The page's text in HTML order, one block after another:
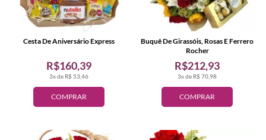
COMPRAR
3x de R$ 53,46
R$160,39
Cesta De Aniversário Express
COMPRAR
3x de R$ 70,98
R$212,93
Buquê De Girassóis, Rosas E Ferrero
Rocher